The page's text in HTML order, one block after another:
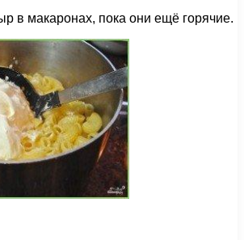
в макаронах, пока они ещё горячие.